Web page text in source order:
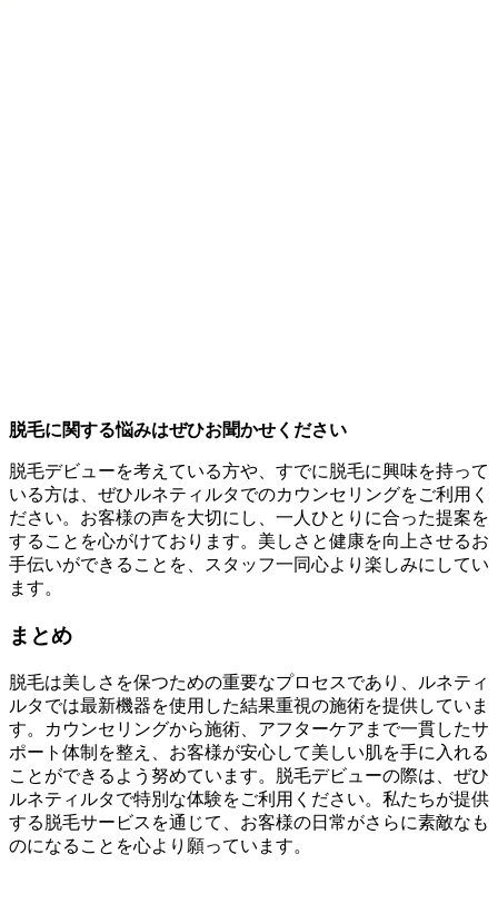
脱毛に関する悩みはぜひお聞かせください
脱毛デビューを考えている方や、すでに脱毛に興味を持って
いる方は、ぜひルネティルタでのカウンセリングをご利用く
ださい。お客様の声を大切にし、一人ひとりに合った提案を
することを心がけております。美しさと健康を向上させるお
手伝いができることを、スタッフ一同心より楽しみにしてい
ます。
まとめ
脱毛は美しさを保つための重要なプロセスであり、ルネティ
ルタでは最新機器を使用した結果重視の施術を提供していま
す。カウンセリングから施術、アフターケアまで一貫したサ
ポート体制を整え、お客様が安心して美しい肌を手に入れる
ことができるよう努めています。脱毛デビューの際は、ぜひ
ルネティルタで特別な体験をご利用ください。私たちが提供
する脱毛サービスを通じて、お客様の日常がさらに素敵なも
のになることを心より願っています。